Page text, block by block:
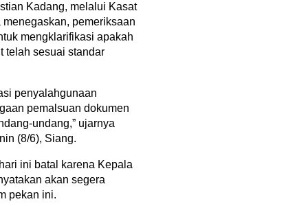
Kadang, melalui Kasat
pemeriksaan
mengklarifikasi apakah
telah sesuai standar
penyalahgunaan
pemalsuan dokumen
undang,” ujarnya
(8/6), Siang.
ini batal karena Kepala
akan segera
pekan ini.